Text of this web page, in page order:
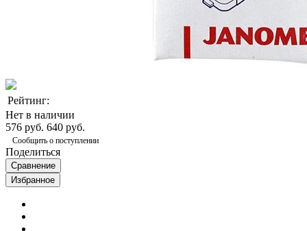
Рейтинг:
Нет в наличии
576 руб. 640 руб.
Сообщить о поступлении
Поделиться
Сравнение
Избранное